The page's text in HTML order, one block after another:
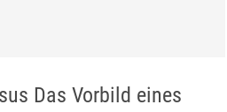
Das Vorbild eines